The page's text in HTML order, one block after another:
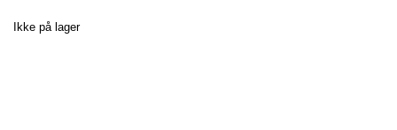
Ikke på lager